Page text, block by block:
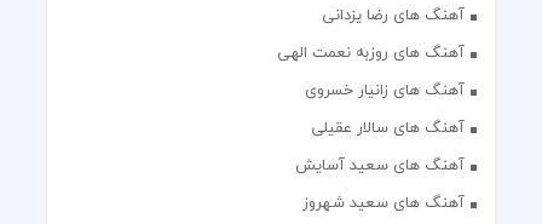
آهنگ های رضا یزدانی
آهنگ های روزبه نعمت الهی
آهنگ های زانیار خسروی
آهنگ های سالار عقیلی
آهنگ های سعید آسایش
آهنگ های سعید شهروز